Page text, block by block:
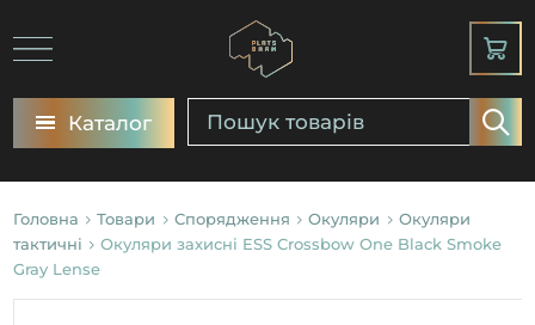
Каталог
Головна Товари Спорядження Окуляри
Окуляри
тактичні
Окуляри захисні ESS Crossbow One Black Smoke
Gray Lense